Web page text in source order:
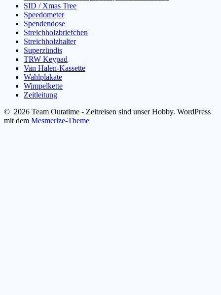
SID / Xmas Tree
Speedometer
Spendendose
Streichholzbriefchen
Streichholzhalter
Superzündis
TRW Keypad
Van Halen-Kassette
Wahlplakate
Wimpelkette
Zeitleitung
© 2026 Team Outatime - Zeitreisen sind unser Hobby. WordPress
mit dem Mesmerize-Theme